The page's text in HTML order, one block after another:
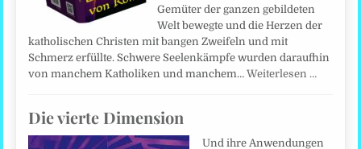
Gemüter der ganzen gebildeten
Welt bewegte und die Herzen der
katholischen Christen mit bangen Zweifeln und mit
Schmerz erfüllte. Schwere Seelenkämpfe wurden daraufhin
von manchem Katholiken und manchem…Weiterlesen …
Die vierte Dimension
Und ihre Anwendungen